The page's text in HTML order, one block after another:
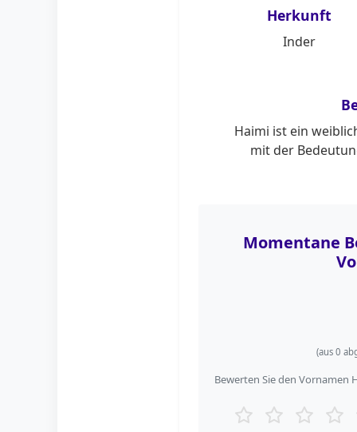
Herkunft
Inder
Haimi ist ein
mit der
Momentane
(aus 0
Bewerten Sie den Vornamen